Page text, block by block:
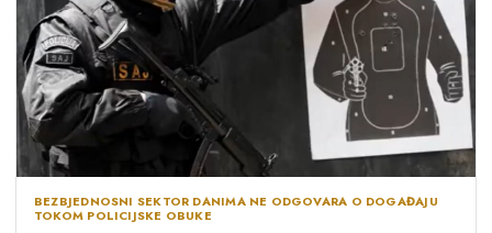
BEZBJEDNOSNI SEKTOR DANIMA NE ODGOVARA O DOGAĐAJU
TOKOM POLICIJSKE OBUKE